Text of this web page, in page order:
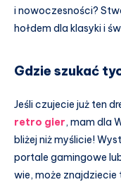
i nowoczesności?
hołdem dla klasyki i
Gdzie szukać
Jeśli czujecie już ten
retro gier, mam dla
bliżej niż myślicie!
portale gamingowe
wie, może